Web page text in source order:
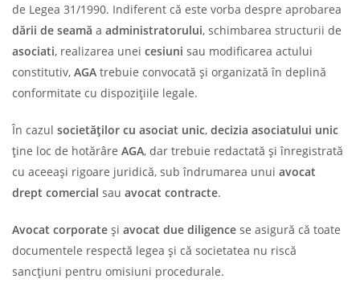
de Legea 31/1990. Indiferent că este vorba despre aprobarea
dării de seamă a administratorului, schimbarea structurii de
asociati, realizarea unei cesiuni sau modificarea actului
constitutiv, AGA trebuie convocată și organizată în deplină
conformitate cu dispozițiile legale.
În cazul societăților cu asociat unic, decizia asociatului unic
ține loc de hotărâre AGA, dar trebuie redactată și înregistrată
cu aceeași rigoare juridică, sub îndrumarea unui avocat
drept comercial sau avocat contracte.
Avocat corporate și avocat due diligence se asigură că toate
documentele respectă legea și că societatea nu riscă
sancțiuni pentru omisiuni procedurale.